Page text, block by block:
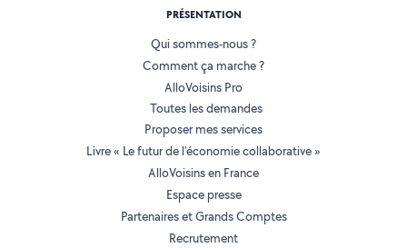
PRÉSENTATION
Qui sommes-nous ?
Comment ça marche ?
AlloVoisins Pro
Toutes les demandes
Proposer mes services
Livre « Le futur de l'économie collaborative »
AlloVoisins en France
Espace presse
Partenaires et Grands Comptes
Recrutement